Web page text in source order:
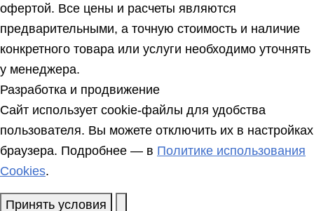
офертой. Все цены и расчеты являются
предварительными, а точную стоимость и наличие
конкретного товара или услуги необходимо уточнять
у менеджера.
Разработка и продвижение
Сайт использует cookie-файлы для удобства
пользователя. Вы можете отключить их в настройках
браузера. Подробнее — в Политике использования
Cookies.
Принять условия